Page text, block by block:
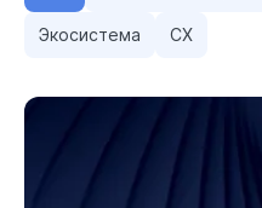
Экосистема CX